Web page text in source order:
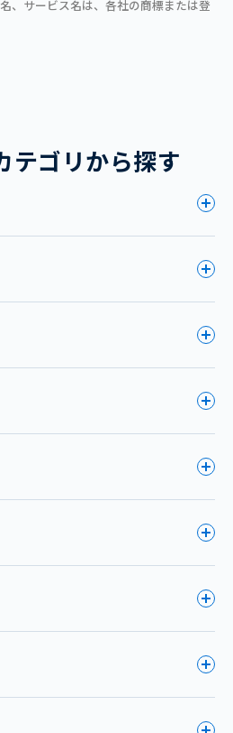
、サービス名は、各社の商標または登
テゴリから探す